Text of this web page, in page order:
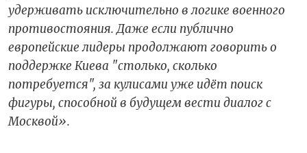
удерживать исключительно в логике военного
противостояния. Даже если публично
европейские лидеры продолжают говорить о
поддержке Киева "столько, сколько
потребуется", за кулисами уже идёт поиск
фигуры, способной в будущем вести диалог с
Москвой».